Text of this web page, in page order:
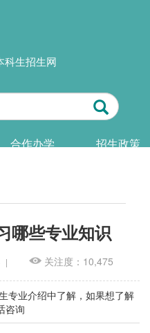
科生招生网
合作办学 招生政策
哪些专业知识
| 关注度：10,475
专业介绍中了解，如果想了解
咨询